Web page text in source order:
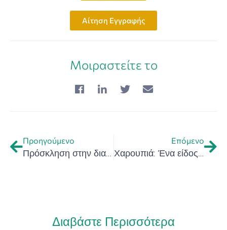
Αίτηση Εγγραφής
Μοιραστείτε το
Προηγούμενο
Πρόσκληση στην διαδικτυακή Ημερίδα με θέμα «Οικονομικές Επιπτώσεις από την Πανδημία COVID-19 στην Κρήτη»
Επόμενο
Χαρουπιά: Ένα είδος με μεγάλη ιστορία και διατροφική αξία
Διαβάστε Περισσότερα